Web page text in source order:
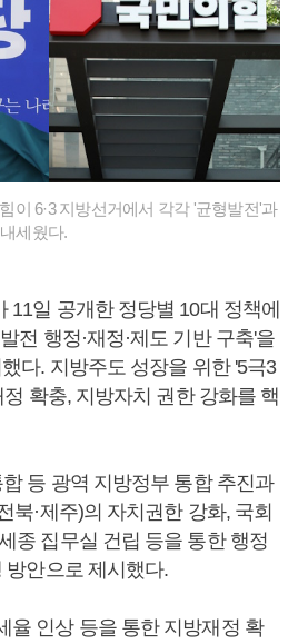
이 6·3 지방선거에서 각각 '균형발전'과
세웠다.
11일 공개한 정당별 10대 정책에
전 행정·재정·제도 기반 구축'을
다. 지방주도 성장을 위한 '5극3
확충, 지방자치 권한 강화를 핵
등 광역 지방정부 통합 추진과
북·제주)의 자치권한 강화, 국회
종 집무실 건립 등을 통한 행정
방안으로 제시했다.
율 인상 등을 통한 지방재정 확